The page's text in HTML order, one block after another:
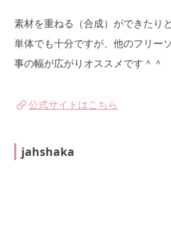
素材を重ねる（合成）ができたり
単体でも十分ですが、他のフリー
事の幅が広がりオススメです＾＾
公式サイトはこちら
jahshaka